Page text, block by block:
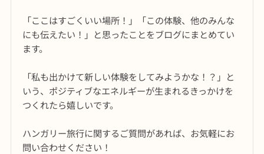
「ここはすごくいい場所！」「この体験、他のみんな
にも伝えたい！」と思ったことをブログにまとめてい
ます。
「私も出かけて新しい体験をしてみようかな！？」と
いう、ポジティブなエネルギーが生まれるきっかけを
つくれたら嬉しいです。
ハンガリー旅行に関するご質問があれば、お気軽にお
問い合わせください！